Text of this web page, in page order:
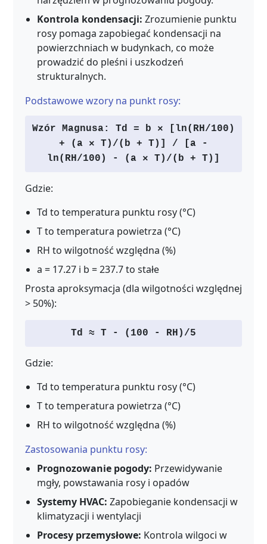
Kontrola kondensacji: Zrozumienie punktu
rosy pomaga zapobiegać kondensacji na
powierzchniach w budynkach, co może
prowadzić do pleśni i uszkodzeń
strukturalnych.
Podstawowe wzory na punkt rosy:
Wzór Magnusa: Td = b × [ln(RH/100)
+ (a × T)/(b + T)] / [a -
ln(RH/100) - (a × T)/(b + T)]
Gdzie:
Td to temperatura punktu rosy (°C)
T to temperatura powietrza (°C)
RH to wilgotność względna (%)
a = 17.27 i b = 237.7 to stałe
Prosta aproksymacja (dla wilgotności względnej
> 50%):
Td ≈ T - (100 - RH)/5
Gdzie:
Td to temperatura punktu rosy (°C)
T to temperatura powietrza (°C)
RH to wilgotność względna (%)
Zastosowania punktu rosy:
Prognozowanie pogody: Przewidywanie
mgły, powstawania rosy i opadów
Systemy HVAC: Zapobieganie kondensacji w
klimatyzacji i wentylacji
Procesy przemysłowe: Kontrola wilgoci w